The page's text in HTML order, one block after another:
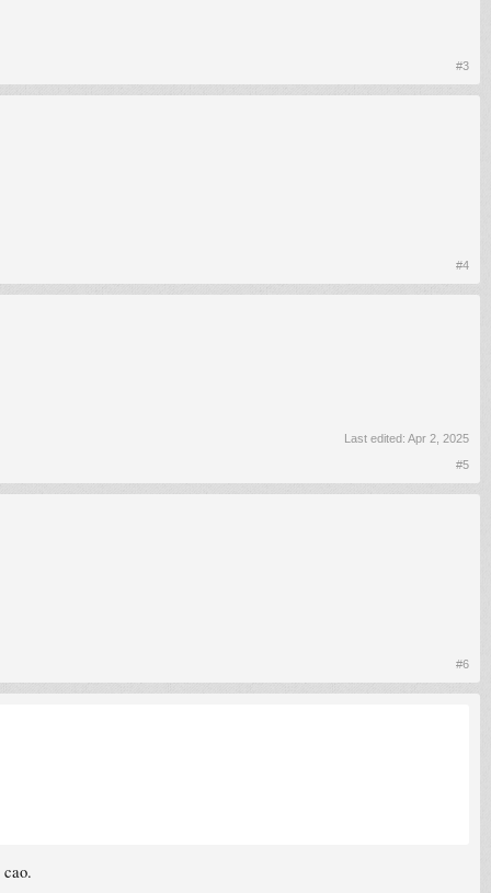
#3
#4
Last edited: Apr 2, 2025
#5
#6